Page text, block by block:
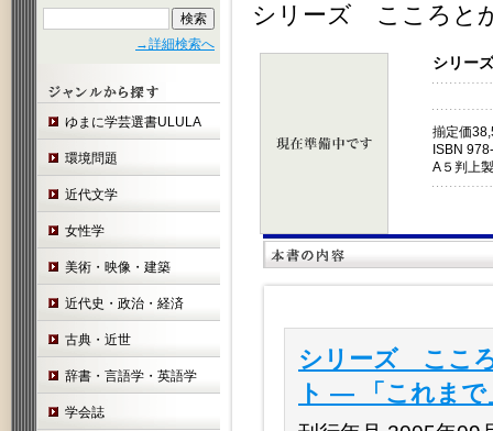
→詳細検索へ
ゆまに学芸選書ULULA
環境問題
近代文学
女性学
美術・映像・建築
近代史・政治・経済
古典・近世
辞書・言語学・英語学
学会誌
シリーズ こころと
シリー
揃定価
ISBN
A５判上
シリーズ ここ
ト ― 「これま